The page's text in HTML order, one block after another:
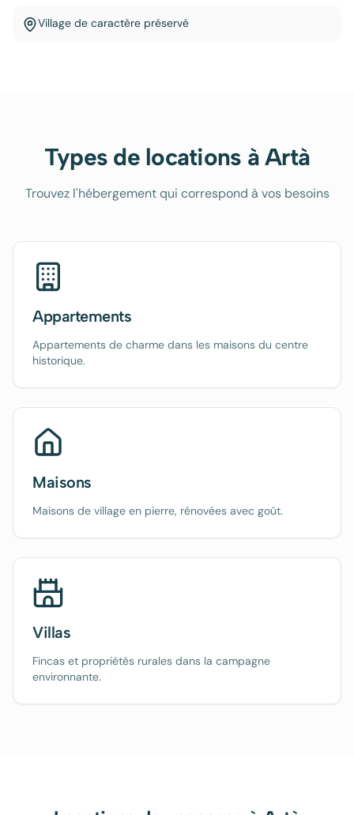
Village de caractère préservé
Types de locations àArtà
Trouvez l'hébergement qui correspond à vos besoins
Appartements
Appartements de charme dans les maisons du centre
historique.
Maisons
Maisons de village en pierre, rénovées avec goût.
Villas
Fincas et propriétés rurales dans la campagne
environnante.